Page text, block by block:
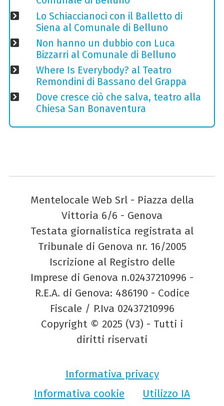
Lo Schiaccianoci con il Balletto di
Siena al Comunale di Belluno
Non hanno un dubbio con Luca
Bizzarri al Comunale di Belluno
Where Is Everybody? al Teatro
Remondini di Bassano del Grappa
Dove cresce ciò che salva, teatro alla
Chiesa San Bonaventura
Mentelocale Web Srl - Piazza della
Vittoria 6/6 - Genova
Testata giornalistica registrata al
Tribunale di Genova nr. 16/2005
Iscrizione al Registro delle
Imprese di Genova n.02437210996 -
R.E.A. di Genova: 486190 - Codice
Fiscale / P.Iva 02437210996
Copyright © 2025 (V3) - Tutti i
diritti riservati
Informativa privacy
Informativa cookie
Utilizzo IA